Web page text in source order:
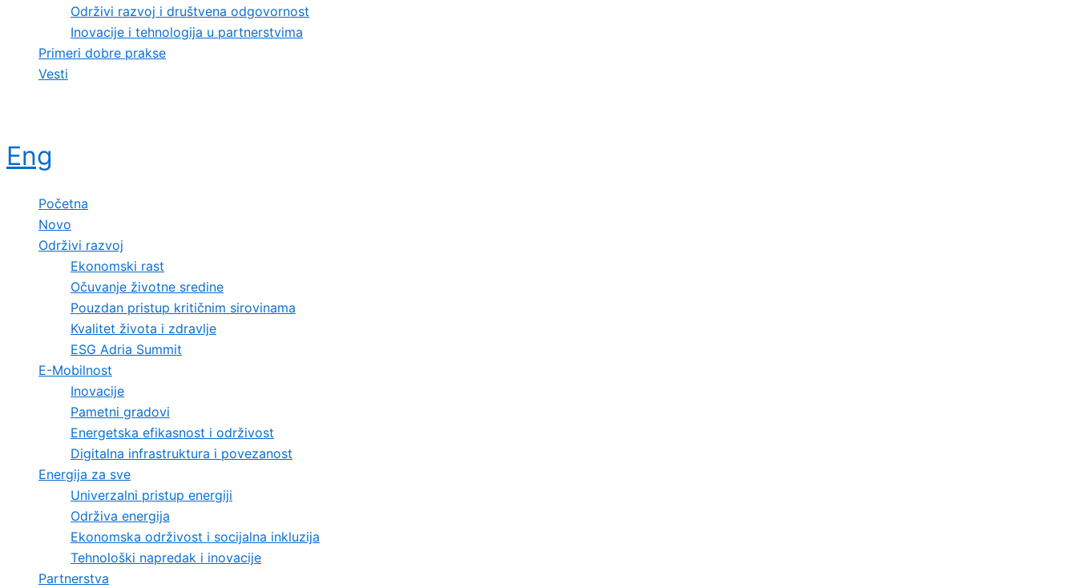
Održivi razvoj i društvena odgovornost
Inovacije i tehnologija u partnerstvima
Primeri dobre prakse
Vesti
Eng
Početna
Novo
Održivi razvoj
Ekonomski rast
Očuvanje životne sredine
Pouzdan pristup kritičnim sirovinama
Kvalitet života i zdravlje
ESG Adria Summit
E-Mobilnost
Inovacije
Pametni gradovi
Energetska efikasnost i održivost
Digitalna infrastruktura i povezanost
Energija za sve
Univerzalni pristup energiji
Održiva energija
Ekonomska održivost i socijalna inkluzija
Tehnološki napredak i inovacije
Partnerstva